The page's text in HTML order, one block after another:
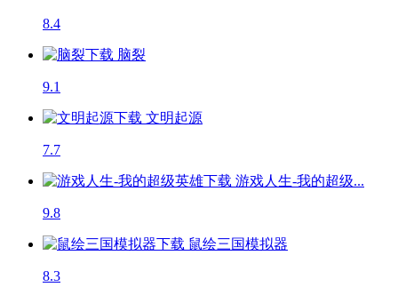
8.4
脑裂
9.1
文明起源
7.7
游戏人生-我的超级...
9.8
鼠绘三国模拟器
8.3